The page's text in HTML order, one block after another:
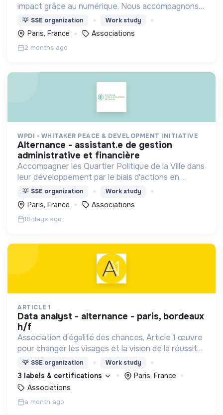
impact grâce au numérique. Nous accompagnons
+45 000 associations en leur permettant de
réaliser des économies et de monter en
compétences.
💡 SSE organization Work study
Paris, France Associations
2 months ago
WPDI - WHITAKER PEACE & DEVELOPMENT INITIATIVE
alternance - assistant.e de gestion
administrative et financière
Accompagner les Quartier Politique de la Ville dans
leur développement par le biais d'actions en
faveur de la paix, de la citoyenneté, de l'insertion
sociale et professionnelle.
💡 SSE organization Work study
Paris, France Associations
18 days ago
ARTICLE 1
data analyst - alternance - paris, bordeaux
h/f
Association d’égalité des chances, Article 1 œuvre
pour changer les visages et la vision de la réussite
en créant une société plus inclusive.
💡 SSE organization Work study
3 labels & certifications
Paris, France
Associations
a month ago